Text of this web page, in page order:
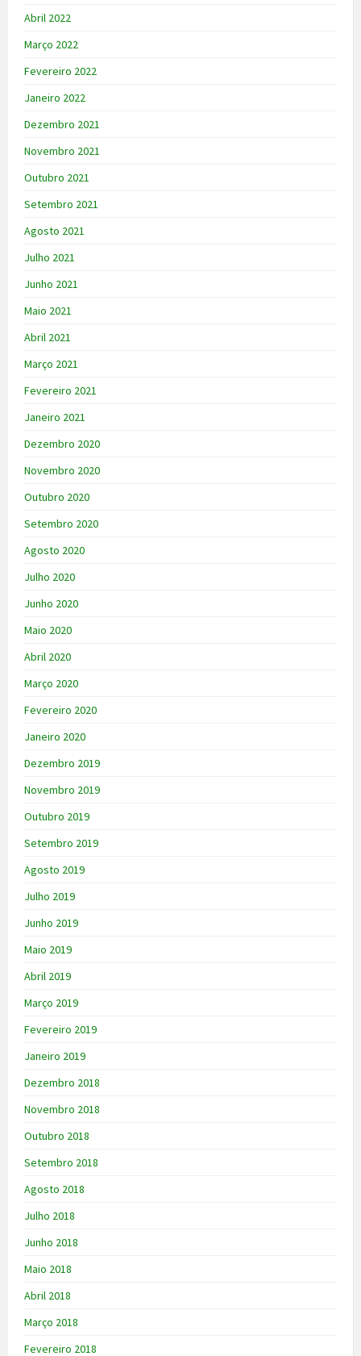
Abril 2022
Março 2022
Fevereiro 2022
Janeiro 2022
Dezembro 2021
Novembro 2021
Outubro 2021
Setembro 2021
Agosto 2021
Julho 2021
Junho 2021
Maio 2021
Abril 2021
Março 2021
Fevereiro 2021
Janeiro 2021
Dezembro 2020
Novembro 2020
Outubro 2020
Setembro 2020
Agosto 2020
Julho 2020
Junho 2020
Maio 2020
Abril 2020
Março 2020
Fevereiro 2020
Janeiro 2020
Dezembro 2019
Novembro 2019
Outubro 2019
Setembro 2019
Agosto 2019
Julho 2019
Junho 2019
Maio 2019
Abril 2019
Março 2019
Fevereiro 2019
Janeiro 2019
Dezembro 2018
Novembro 2018
Outubro 2018
Setembro 2018
Agosto 2018
Julho 2018
Junho 2018
Maio 2018
Abril 2018
Março 2018
Fevereiro 2018